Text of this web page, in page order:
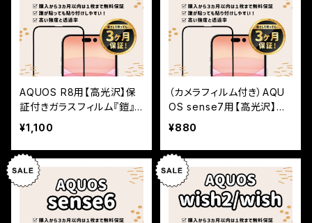
AQUOS R8用【高光沢】保
証付きガラスフィルム『鎧』
全面フルカバー
¥1,100
（カメラフィルム付き）AQU
OS sense7用【高光沢】保
証付きガラスフィルム『鎧』
¥880